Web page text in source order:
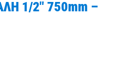
1/2″ 750mm –